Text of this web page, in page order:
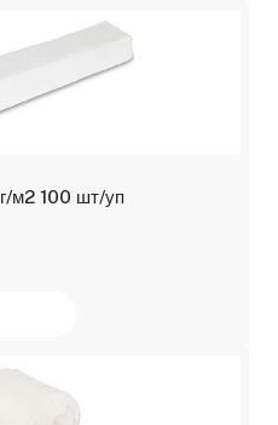
8*40 пласт 35г/м2 100 шт/уп